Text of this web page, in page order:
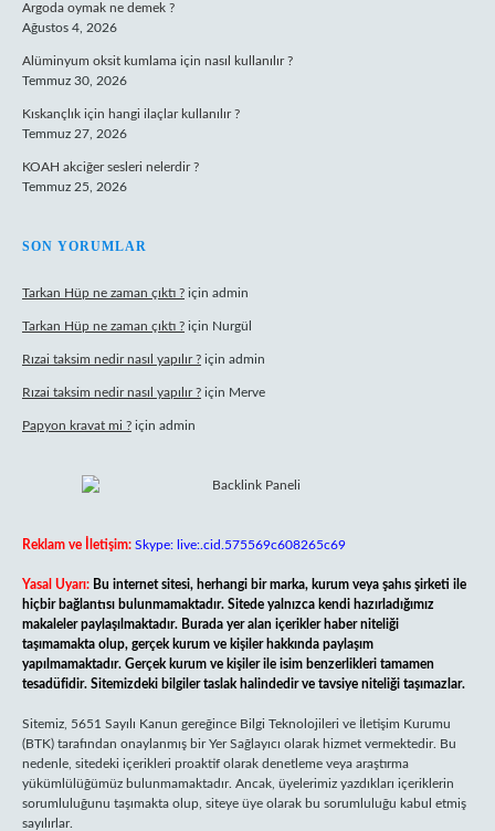
Argoda oymak ne demek ?
Ağustos 4, 2026
Alüminyum oksit kumlama için nasıl kullanılır ?
Temmuz 30, 2026
Kıskançlık için hangi ilaçlar kullanılır ?
Temmuz 27, 2026
KOAH akciğer sesleri nelerdir ?
Temmuz 25, 2026
SON YORUMLAR
Tarkan Hüp ne zaman çıktı ? için admin
Tarkan Hüp ne zaman çıktı ? için Nurgül
Rızai taksim nedir nasıl yapılır ? için admin
Rızai taksim nedir nasıl yapılır ? için Merve
Papyon kravat mi ? için admin
Reklam ve İletişim: Skype: live:.cid.575569c608265c69
Yasal Uyarı: Bu internet sitesi, herhangi bir marka, kurum veya şahıs şirketi ile
hiçbir bağlantısı bulunmamaktadır. Sitede yalnızca kendi hazırladığımız
makaleler paylaşılmaktadır. Burada yer alan içerikler haber niteliği
taşımamakta olup, gerçek kurum ve kişiler hakkında paylaşım
yapılmamaktadır. Gerçek kurum ve kişiler ile isim benzerlikleri tamamen
tesadüfidir. Sitemizdeki bilgiler taslak halindedir ve tavsiye niteliği taşımazlar.
Sitemiz, 5651 Sayılı Kanun gereğince Bilgi Teknolojileri ve İletişim Kurumu
(BTK) tarafından onaylanmış bir Yer Sağlayıcı olarak hizmet vermektedir. Bu
nedenle, sitedeki içerikleri proaktif olarak denetleme veya araştırma
yükümlülüğümüz bulunmamaktadır. Ancak, üyelerimiz yazdıkları içeriklerin
sorumluluğunu taşımakta olup, siteye üye olarak bu sorumluluğu kabul etmiş
sayılırlar.